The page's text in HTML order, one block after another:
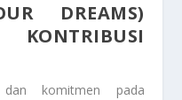
DREAMS)
komitmen pada